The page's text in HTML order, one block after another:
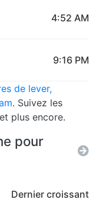
4:52 AM
9:16 PM
de lever,
. Suivez les
plus encore.
pour
Dernier croissant